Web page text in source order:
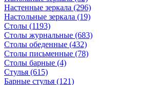
Настенные зеркала (296)
Настольные зеркала (19)
Столы (1193)
Столы журнальные (683)
Столы обеденные (432)
Столы письменные (78)
Столы барные (4)
Стулья (615)
Барные стулья (121)